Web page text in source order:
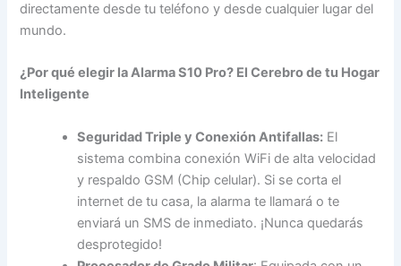
directamente desde tu teléfono y desde cualquier lugar del
mundo.
¿Por qué elegir la Alarma S10 Pro? El Cerebro de tu Hogar
Inteligente
Seguridad Triple y Conexión Antifallas: El
sistema combina conexión WiFi de alta velocidad
y respaldo GSM (Chip celular). Si se corta el
internet de tu casa, la alarma te llamará o te
enviará un SMS de inmediato. ¡Nunca quedarás
desprotegido!